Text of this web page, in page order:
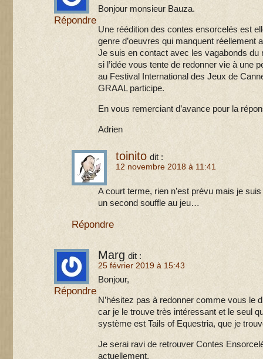
Bonjour monsieur Bauza.
Une réédition des contes ensorcelés est
genre d’oeuvres qui manquent réellement
Je suis en contact avec les vagabonds du
si l’idée vous tente de redonner vie à une
au Festival International des Jeux de
GRAAL participe.
En vous remerciant d’avance pour la
Adrien
Répondre
toinito dit :
12 novembre 2018 à 11:41
A court terme, rien n’est prévu mais je
un second souffle au jeu…
Répondre
Marg dit :
25 février 2019 à 15:43
Bonjour,
N’hésitez pas à redonner comme vous le
car je le trouve très intéressant et le seul
système est Tails of Equestria, que je
Je serai ravi de retrouver Contes
actuellement.
Répondre